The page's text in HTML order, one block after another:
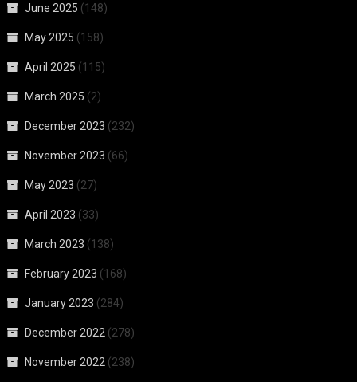
June 2025 (148)
May 2025 (158)
April 2025 (115)
March 2025 (2)
December 2023 (232)
November 2023 (66)
May 2023 (27)
April 2023 (33)
March 2023 (138)
February 2023 (168)
January 2023 (284)
December 2022 (278)
November 2022 (238)